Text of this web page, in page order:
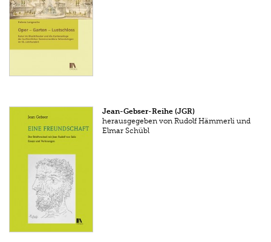
Jean-Gebser-Reihe (JGR)
herausgegeben von Rudolf Hämmerli und
Elmar Schübl